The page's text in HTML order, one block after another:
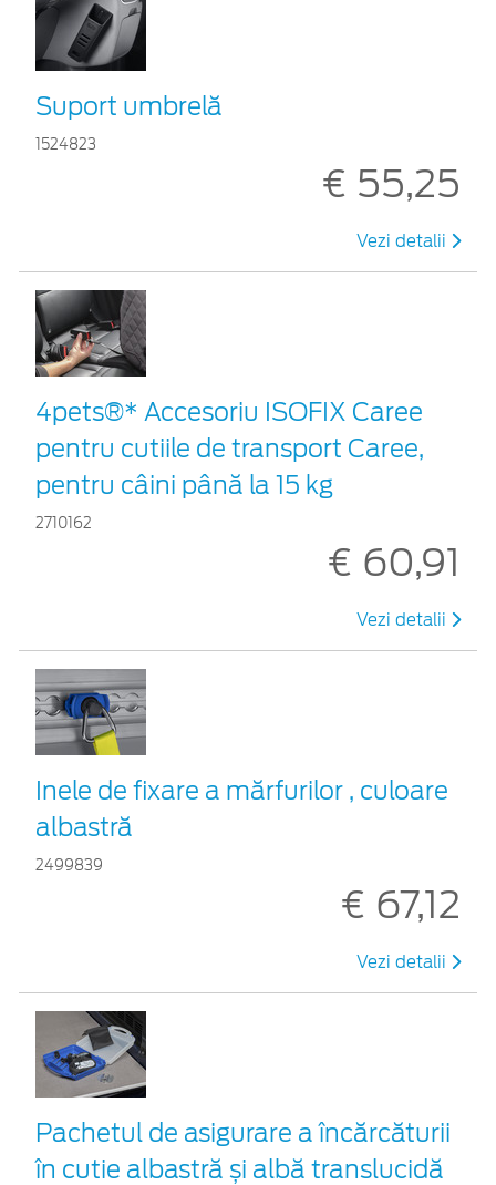
Suport umbrelă
1524823
€ 55,25
Vezi detalii
4pets®* Accesoriu ISOFIX Caree
pentru cutiile de transport Caree,
pentru câini până la 15 kg
2710162
€ 60,91
Vezi detalii
Inele de fixare a mărfurilor , culoare
albastră
2499839
€ 67,12
Vezi detalii
Pachetul de asigurare a încărcăturii
în cutie albastră și albă translucidă